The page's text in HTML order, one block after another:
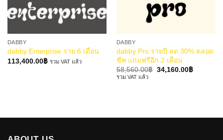
DABBY
dabby Enterprise ราย 6 เดือน
113,400.00฿ รวม VAT แล้ว
DABBY
dabby Pro รายปี ลด 30% ตลอด
ชีพ แถมฟรีอีก 2 เดือน
58,560.00฿ Original
34,160.00฿Current
รวม VAT แล้ว